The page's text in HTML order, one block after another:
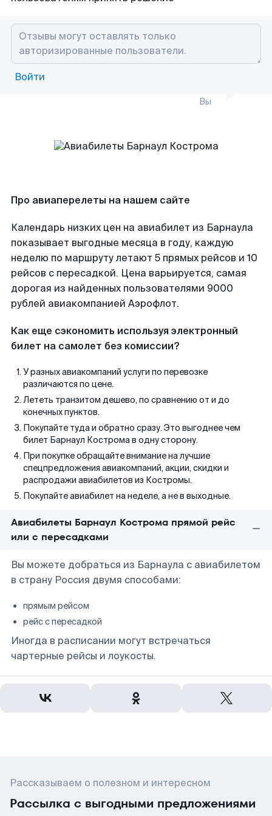
Войти
Вы
Про авиаперелеты на нашем сайте
Календарь низких цен на авиабилет из Барнаула
показывает выгодные месяца в году, каждую
неделю по маршруту летают 5 прямых рейсов и 10
рейсов с пересадкой. Цена варьируется, самая
дорогая из найденных пользователями 9000
рублей авиакомпанией Аэрофлот.
Как еще сэкономить используя электронный
билет на самолет без комиссии?
У разных авиакомпаний услуги по перевозке
различаются по цене.
Лететь транзитом дешево, по сравнению от и до
конечных пунктов.
Покупайте туда и обратно сразу. Это выгоднее чем
билет Барнаул Кострома в одну сторону.
При покупке обращайте внимание на лучшие
спецпредложения авиакомпаний, акции, скидки и
распродажи авиабилетов из Костромы.
Покупайте авиабилет на неделе, а не в выходные.
Авиабилеты Барнаул Кострома прямой рейс
или с пересадками
Вы можете добраться из Барнаула с авиабилетом
в страну Россия двумя способами:
прямым рейсом
рейс с пересадкой
Иногда в расписании могут встречаться
чартерные рейсы и лоукосты.
Рассказываем о полезном и интересном
Рассылка с выгодными предложениями